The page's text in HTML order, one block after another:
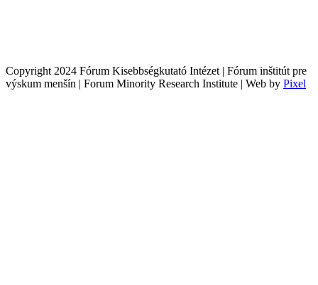
Copyright 2024 Fórum Kisebbségkutató Intézet | Fórum inštitút pre
výskum menšín | Forum Minority Research Institute | Web by Pixel